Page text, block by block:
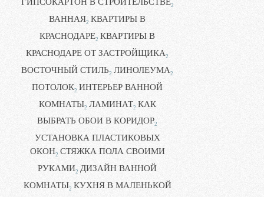
2
ВАННАЯ2 КВАРТИРЫ В
КРАСНОДАРЕ2 КВАРТИРЫ В
КРАСНОДАРЕ ОТ ЗАСТРОЙЩИКА2
ВОСТОЧНЫЙ СТИЛЬ2 ЛИНОЛЕУМА2
ПОТОЛОК2 ИНТЕРЬЕР ВАННОЙ
КОМНАТЫ2 ЛАМИНАТ2 КАК
ВЫБРАТЬ ОБОИ В КОРИДОР2
УСТАНОВКА ПЛАСТИКОВЫХ
ОКОН2 СТЯЖКА ПОЛА СВОИМИ
РУКАМИ2 ДИЗАЙН ВАННОЙ
КОМНАТЫ2 КУХНЯ В МАЛЕНЬКОЙ